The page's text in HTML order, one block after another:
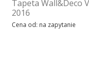
Tapeta Wall&Deco
2016
Cena od: na zapytanie